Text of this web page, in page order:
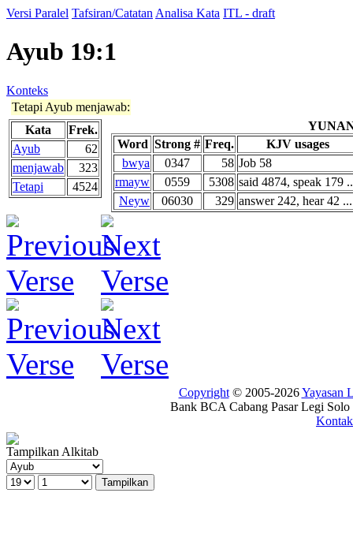
Versi Paralel Tafsiran/Catatan Analisa Kata ITL - draft
Ayub 19:1
Konteks
Tetapi Ayub menjawab:
Kata
Frek.
Ayub
62
menjawab
323
Tetapi
4524
Word Strong # Freq.
KJV usages
bwya
0347 58 Job 58
rmayw
0559 5308 said 4874, speak 179
Neyw
06030 329 answer 242, hear 42 ...
Copyright© 2005-2026Yayasan
Bank BCA Cabang Pasar Legi
Kontak
Tampilkan Alkitab